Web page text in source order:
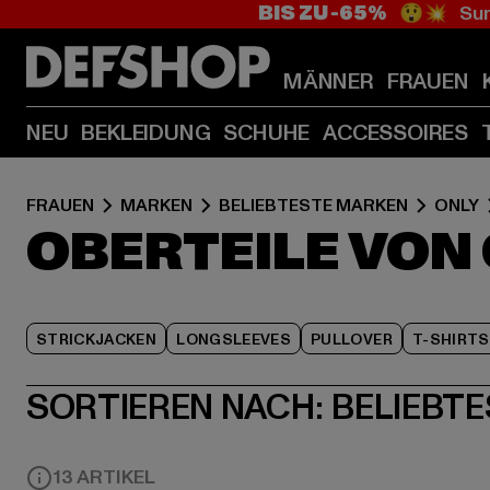
BIS ZU -65% 😲💥
MÄNNER FRAUEN
NEU BEKLEIDUNG SCHUHE ACCESSOIRES
FRAUEN MARKEN BELIEBTESTE MARKEN ONLY
OBERTEILE VON
STRICKJACKEN LONGSLEEVES PULLOVER T-SHIRTS
SORTIEREN NACH:
13 ARTIKEL